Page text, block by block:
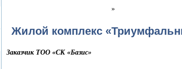
»
Жилой комплекс
Заказчик ТОО «СК «Базис»